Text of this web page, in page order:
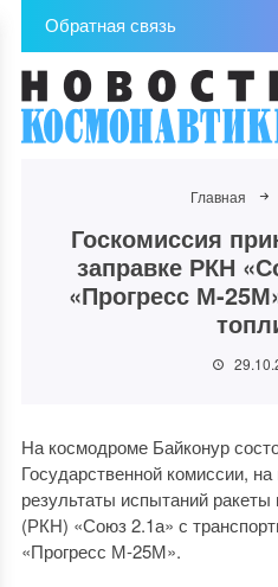
Обратная связь
Главная
Госкомиссия
заправке РКН
«Прогресс М-
На космодроме Байконур
Государственной комиссии,
результаты испытаний ракеты
(РКН) «Союз 2.1а» с
«Прогресс М-25М».